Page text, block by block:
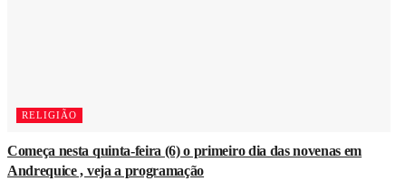
RELIGIÃO
Começa nesta quinta-feira (6) o primeiro dia das novenas em
Andrequice , veja a programação